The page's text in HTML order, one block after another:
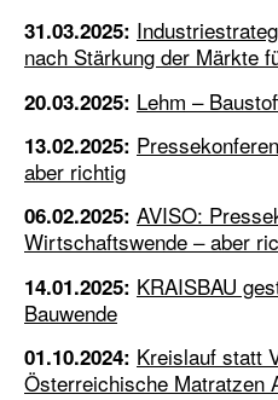
31.03.2025:
nach Stärkung der Märkte
20.03.2025: Lehm –
13.02.2025:
aber richtig
06.02.2025: AVISO:
Wirtschaftswende – aber
14.01.2025: KRAISBAU
Bauwende
01.10.2024: Kreislauf statt
Österreichische Matratzen